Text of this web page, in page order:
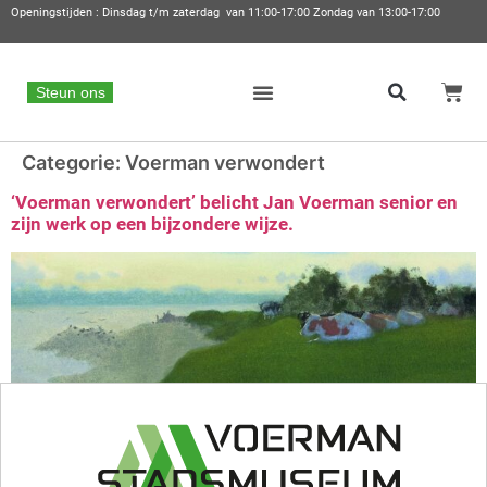
Openingstijden : Dinsdag t/m zaterdag van 11:00-17:00 Zondag van 13:00-17:00
Steun ons
Categorie: Voerman verwondert
‘Voerman verwondert’ belicht Jan Voerman senior en
zijn werk op een bijzondere wijze.